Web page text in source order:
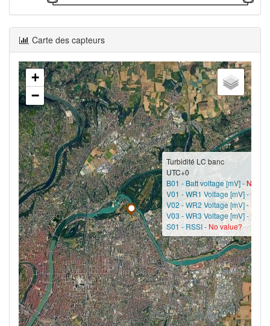
Carte des capteurs
Turbidité LC banc
UTC+0
B01 - Batt voltage [mV] -No
V01 - WR1 Voltage [mV] -No
V02 - WR2 Voltage [mV] -
V03 - WR3 Voltage [mV] -No
S01 - RSSI -No value?
+
−